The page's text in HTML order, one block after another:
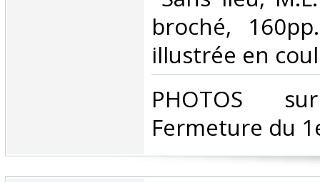
broché,
illustrée en
‎PHOTOS
Fermeture du